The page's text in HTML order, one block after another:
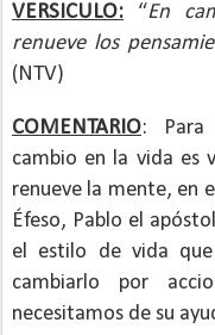
VERSICULO: “En
renueve los
(NTV)
COMENTARIO: Para
cambio en la vida es
renueve la mente, en
Éfeso, Pablo el
el estilo de vida
cambiarlo por
necesitamos de su